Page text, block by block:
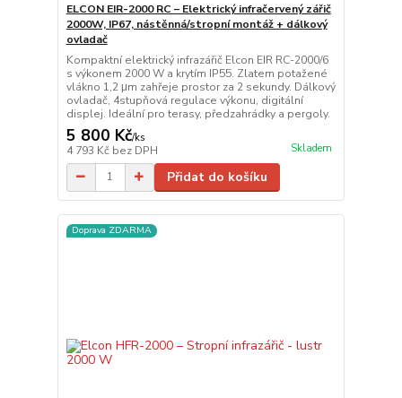
ELCON EIR-2000 RC – Elektrický infračervený zářič
2000W, IP67, nástěnná/stropní montáž + dálkový
ovladač
Kompaktní elektrický infrazářič Elcon EIR RC-2000/6
s výkonem 2000 W a krytím IP55. Zlatem potažené
vlákno 1,2 μm zahřeje prostor za 2 sekundy. Dálkový
ovladač, 4stupňová regulace výkonu, digitální
displej. Ideální pro terasy, předzahrádky a pergoly.
5 800 Kč/ks
4 793 Kč bez DPH Skladem
Přidat do košíku
Doprava ZDARMA